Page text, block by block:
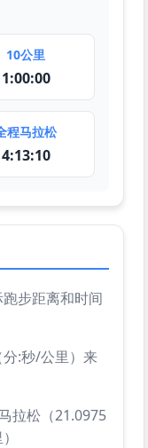
10公里
1:00:00
程马拉松
4:13:10
步距离和时间
:秒/公里）来
拉松（21.0975